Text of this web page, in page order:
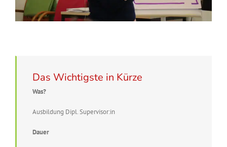
Das Wichtigste in Kürze
Was?
Ausbildung Dipl. Supervisor:in
Dauer